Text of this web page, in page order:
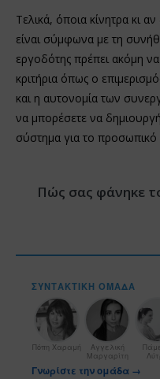
Τελικά, όποια κίνητρα κι
είναι σύμφωνα με τη
εργοδότης πρέπει ακόμη
κριτήρια όπως ο
και η αυτονομία των
να μπορέσετε να
σύστημα για το προσωπικό
Πώς σας φάνηκε
ΣΥΝΤΑΚΤΙΚΉ ΟΜΆΔΑ
Πόπη Χαραμή
Αγγελική
Μαργαρίτη
Γνωρίστε την ομάδα →